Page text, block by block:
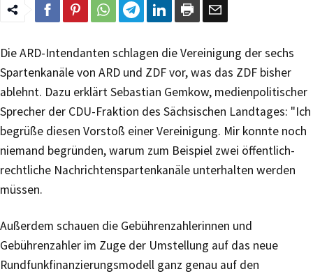
Die ARD-Intendanten schlagen die Vereinigung der sechs
Spartenkanäle von ARD und ZDF vor, was das ZDF bisher
ablehnt. Dazu erklärt Sebastian Gemkow, medienpolitischer
Sprecher der CDU-Fraktion des Sächsischen Landtages: "Ich
begrüße diesen Vorstoß einer Vereinigung. Mir konnte noch
niemand begründen, warum zum Beispiel zwei öffentlich-
rechtliche Nachrichtenspartenkanäle unterhalten werden
müssen.
Außerdem schauen die Gebührenzahlerinnen und
Gebührenzahler im Zuge der Umstellung auf das neue
Rundfunkfinanzierungsmodell ganz genau auf den